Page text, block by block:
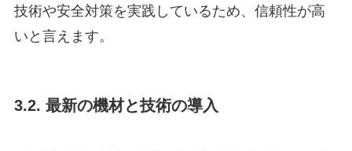
技術や安全対策を実践しているため、信頼性が高
いと言えます。
3.2. 最新の機材と技術の導入